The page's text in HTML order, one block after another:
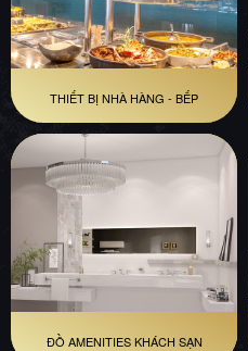
THIẾT BỊ NHÀ HÀNG - BẾP
ĐỒ AMENITIES KHÁCH SẠN